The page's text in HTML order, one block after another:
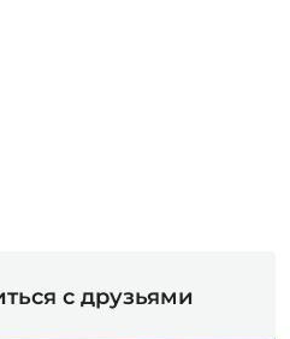
с друзьями